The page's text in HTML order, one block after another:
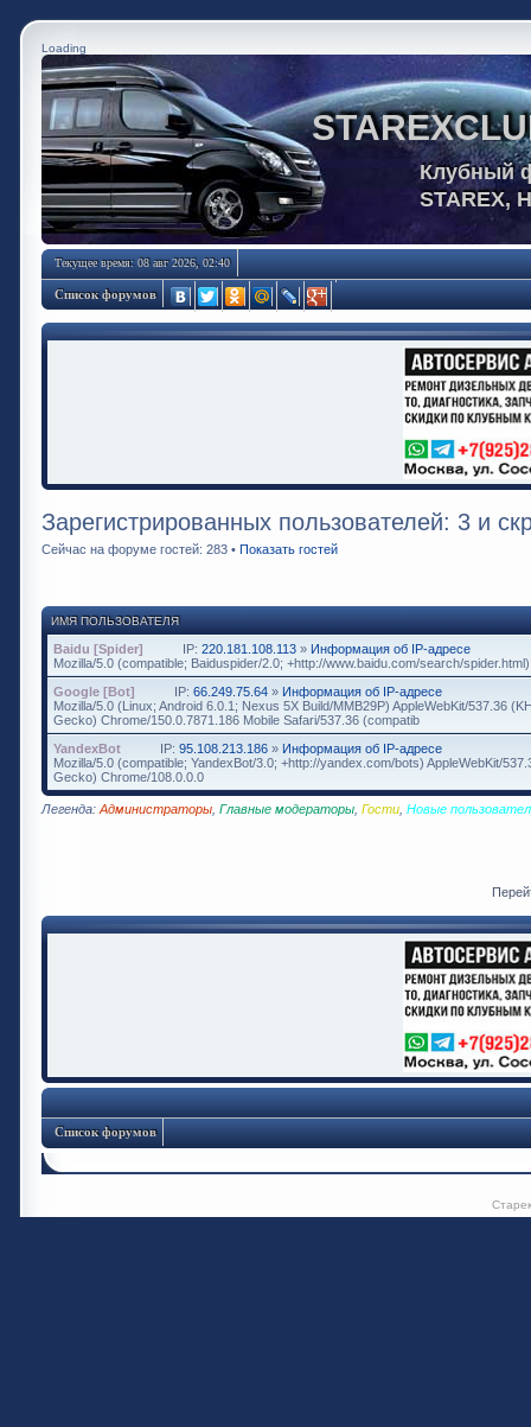
Loading
Клубный
STAREX,
Текущее время: 08 авг 2026, 02:40
Список форумов
Зарегистрированных пользователей: 3 и
Сейчас на форуме гостей: 283 • Показать гостей
ИМЯ ПОЛЬЗОВАТЕЛЯ
Baidu [Spider] IP: 220.181.108.113 » Информация об IP-адресе
Mozilla/5.0 (compatible; Baiduspider/2.0; +http://www.baidu.com/search/spider.html)
Google [Bot]
IP: 66.249.75.64 » Информация об IP-адресе
Mozilla/5.0 (Linux; Android 6.0.1; Nexus 5X Build/MMB29P) AppleWebKit/537.36
Gecko) Chrome/150.0.7871.186 Mobile Safari/537.36 (compatib
YandexBot
IP: 95.108.213.186 » Информация об IP-адресе
Mozilla/5.0 (compatible; YandexBot/3.0; +http://yandex.com/bots) AppleWebKit/
Gecko) Chrome/108.0.0.0
Легенда: Администраторы Главные модераторы Гости Новые
Список форумов